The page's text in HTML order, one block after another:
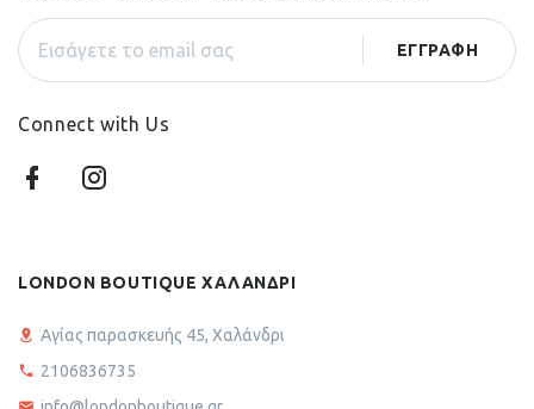
Connect with Us
LONDON BOUTIQUE ΧΑΛΑΝΔΡΙ
Αγίας παρασκευής 45, Χαλάνδρι
2106836735